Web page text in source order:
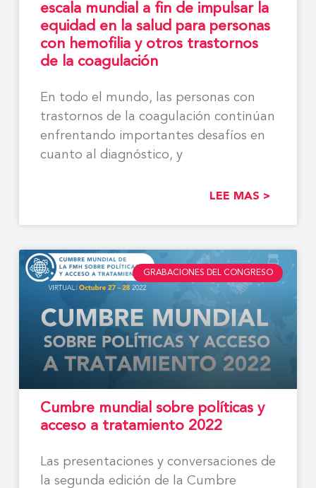
escala mundial a fin de impulsar la
equidad en la salud para personas
con hemofilia y otros trastornos
de la coagulación
En todo el mundo, las personas con
trastornos de la coagulación continúan
enfrentando importantes desafíos en
cuanto al diagnóstico, y
LEE MAS >
GRABACIONES DEL CONGRESO
Cumbre mundial sobre políticas y
acceso a tratamiento 2022
Las presentaciones y conversaciones de
la segunda edición de la Cumbre